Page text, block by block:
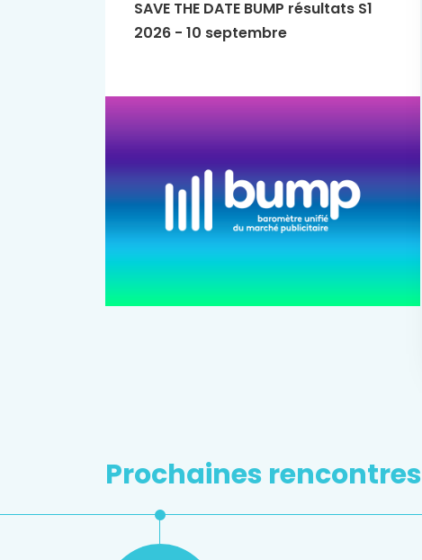
SAVE THE DATE BUMP résultats S1
2026 - 10 septembre
Prochaines rencontres